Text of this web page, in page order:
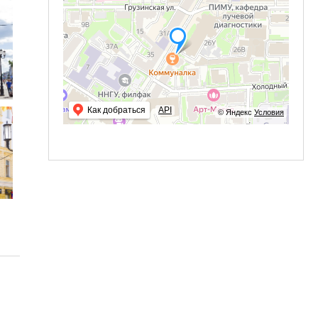
© Яндекс Условия
Как добраться API